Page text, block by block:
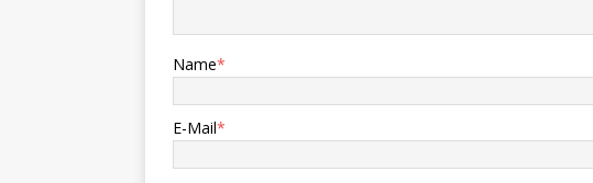
Name*
E-Mail*